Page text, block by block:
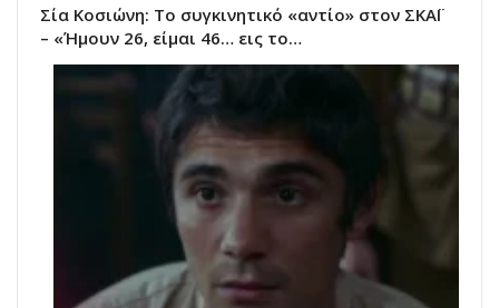
Σία Κοσιώνη: Το συγκινητικό «αντίο» στον ΣΚΑΪ
– «Ήμουν 26, είμαι 46… εις το…